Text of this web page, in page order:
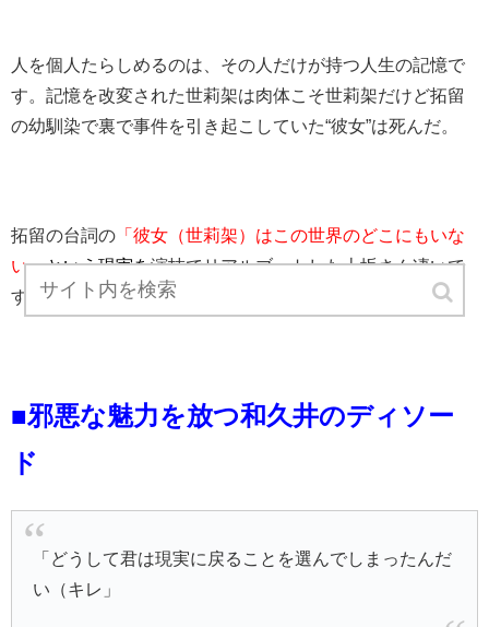
人を個人たらしめるのは、その人だけが持つ人生の記憶で
す。記憶を改変された世莉架は肉体こそ世莉架だけど拓留
の幼馴染で裏で事件を引き起こしていた“彼女”は死んだ。
拓留の台詞の 「彼女（世莉架）はこの世界のどこにもいな
い」という現実を演技でリアルブートした上坂さん凄いで
す。
■邪悪な魅力を放つ和久井のディソー
ド
「どうして君は現実に戻ることを選んでしまったんだ
い（キレ」